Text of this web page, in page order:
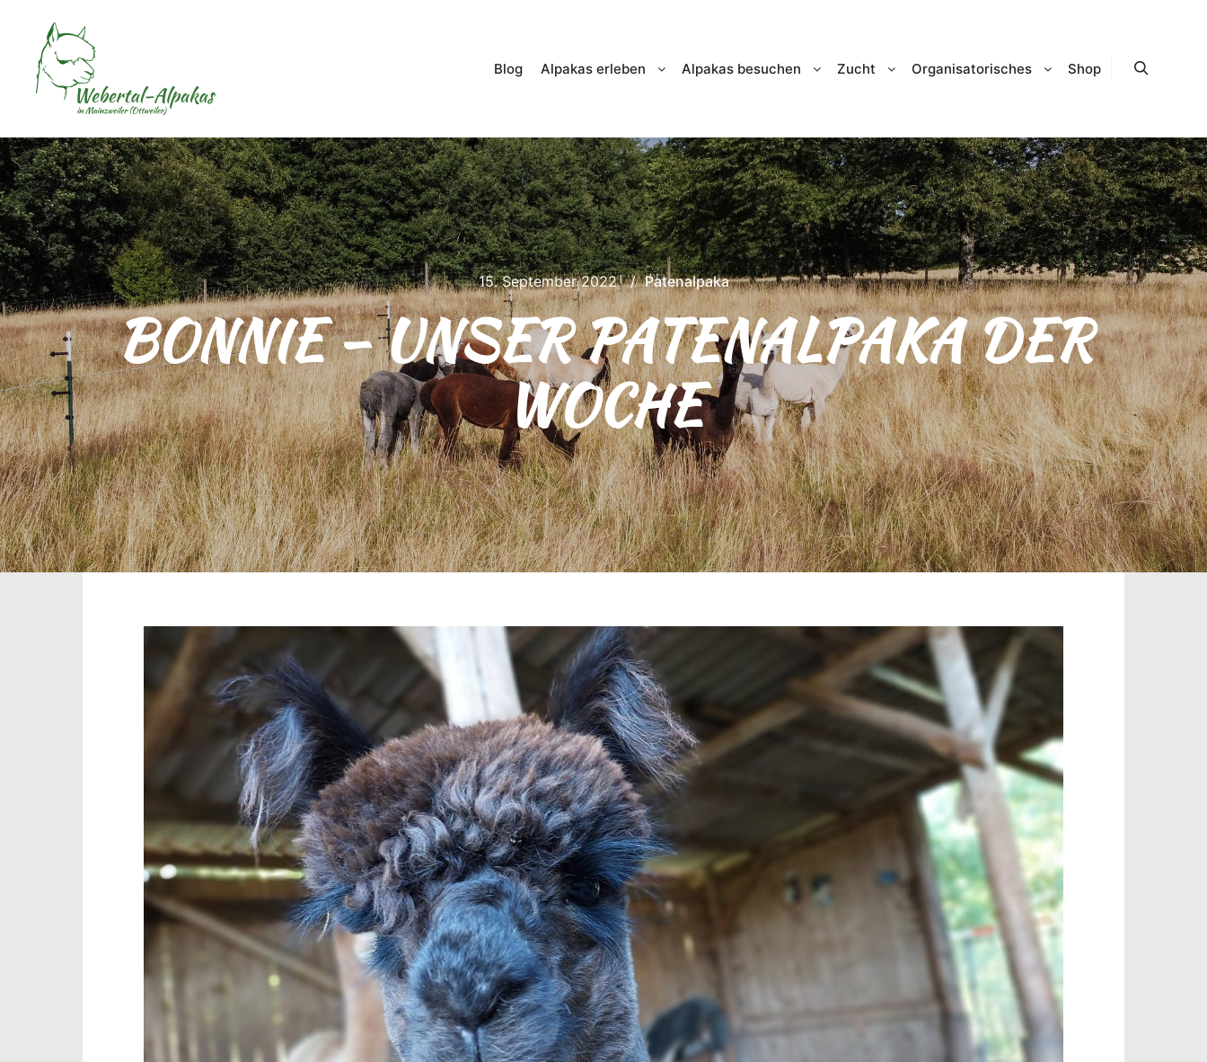
Blog Alpakas erleben Alpakas besuchen Zucht Organisatorisches Shop
15. September 2022 Patenalpaka
BONNIE – UNSER PATENALPAKA DER
WOCHE